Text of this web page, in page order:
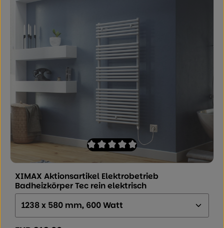
Durchschnittliche Bewertung von 0
XIMAX Aktionsartikel Elektrobetrieb
Badheizkörper Tec rein elektrisch
Größe (Höhe x Breite x Tiefe):